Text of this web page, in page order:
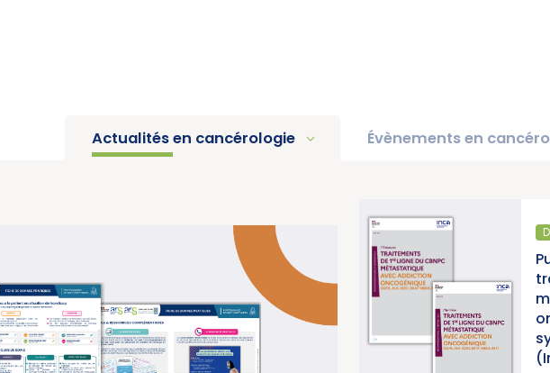
Actualités en cancérologie Évènements en
Une
les
PLUS >
DIAGNOSTIC ET TRAITEMENT
Publication d’un thésaurus sur les
traitements de 1re ligne du CBNPC
métastatique avec addiction
oncogénique, accompagné d’une
synthèse et d’une synthèse de données
(Institut National du Cancer)